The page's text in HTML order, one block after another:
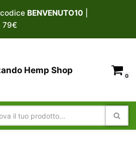
BENVENUTO10
79€
Hemp Shop
0